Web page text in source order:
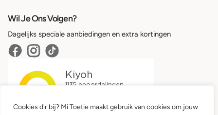
Cookies d'r bij? Mi Toetie maakt gebruik van cookies om jouw
Wil Je Ons Volgen?
Dagelijks speciale aanbiedingen en extra kortingen